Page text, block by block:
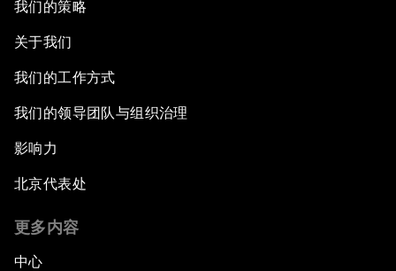
我们的策略
关于我们
我们的工作方式
我们的领导团队与组织治理
影响力
北京代表处
更多内容
中心